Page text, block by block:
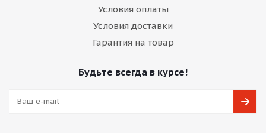
Условия оплаты
Условия доставки
Гарантия на товар
Будьте всегда в курсе!